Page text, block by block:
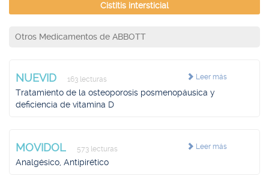
Cistitis intersticial
Otros Medicamentos de ABBOTT
Leer más
NUEVID 163 lecturas
Tratamiento de la osteoporosis posmenopáusica y
deficiencia de vitamina D
Leer más
MOVIDOL 573 lecturas
Analgésico, Antipirético